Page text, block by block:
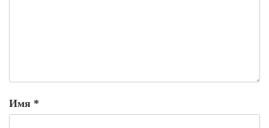
Имя *